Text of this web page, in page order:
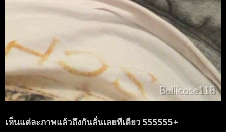
เห็นแต่ละภาพแล้วถึงกันลั่นเลยทีเดียว 555555+